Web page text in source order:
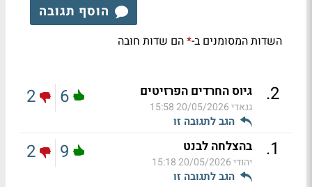
הוסף תגובה
השדות המסומנים ב-*הם שדות חובה
2
. גיוס החרדים הפרזיטים
גנאדי20/05/2026 15:58
הגב לתגובה זו
6
2
1
. בהצלחה לבנט
יהודי20/05/2026 15:18
הגב לתגובה זו
9
2